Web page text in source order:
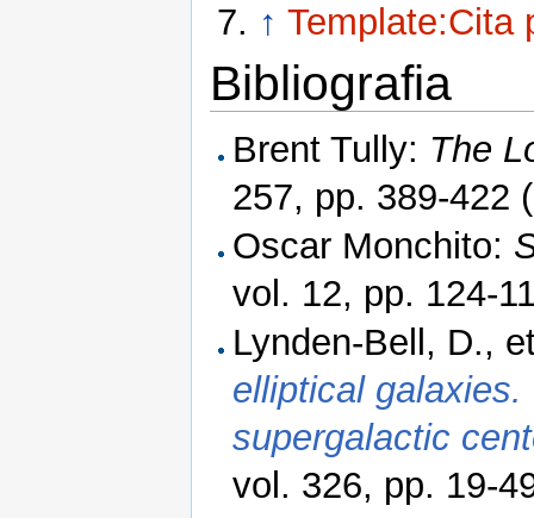
↑ Template:Cita
Bibliografia
Brent Tully: The
257, pp. 389-422
Oscar Monchito:
vol. 12, pp. 124-
Lynden-Bell, D.,
elliptical
supergalactic
vol. 326, pp. 19-